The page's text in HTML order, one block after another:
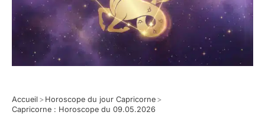
Accueil > Horoscope du jour Capricorne >
Capricorne : Horoscope du 09.05.2026